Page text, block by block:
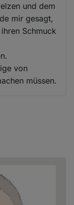
und dem
mir gesagt,
Schmuck
von
müssen.